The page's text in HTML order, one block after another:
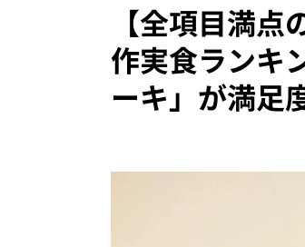
【全項目満
作実食ランキ
ーキ」が満足